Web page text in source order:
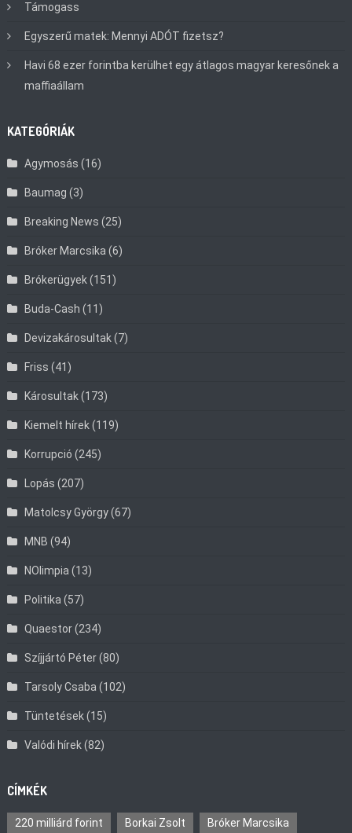
Támogass
Egyszerű matek: Mennyi ADÓT fizetsz?
Havi 68 ezer forintba kerülhet egy átlagos magyar keresőnek a
maffiaállam
KATEGÓRIÁK
Agymosás (16)
Baumag (3)
Breaking News (25)
Bróker Marcsika (6)
Brókerügyek(151)
Buda-Cash (11)
Devizakárosultak(7)
Friss (41)
Károsultak(173)
Kiemelt hírek(119)
Korrupció (245)
Lopás (207)
Matolcsy György(67)
MNB (94)
NOlimpia (13)
Politika (57)
Quaestor(234)
Szíjjártó Péter(80)
Tarsoly Csaba (102)
Tüntetések(15)
Valódi hírek(82)
CÍMKÉK
220 milliárd forint Borkai Zsolt Bróker Marcsika